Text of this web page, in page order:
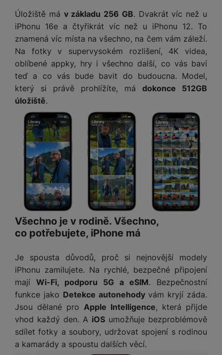
e
m
y
ši
n
í
a
p
o
č
ít
a
č
o
v
é
t
o
y
H
e
r
n
e
č
k
r
o
F
a
m
e
T
V
u
d
i
o
-
d
e
o
k
a
b
y
b
a
n
p
r
o
v
ě
a
ví
c
e
a
ří
z
e
ní
o
w
e
r
b
a
y
o
X
C
di
a
d
n
á
z
o
v
é
b
a
t
e
ri
e
sl
u
š
e
n
st
ví
r
Úložiště má v základu 256 GB. Dvakrát víc než u
iPhonu 16e a čtyřikrát víc než u iPhonu 12. To
znamená víc místa na všechno, na čem vám záleží.
Na fotky v supervysokém rozlišení, 4K videa,
oblíbené appky, hry i všechno další, co vás baví
teď a co vás bude bavit do budoucna. Model,
který si právě prohlížíte, má dokonce 512GB
úložiště.
Všechno je v rodině. Všechno,
co potřebujete, iPhone má
Je spousta důvodů, proč si nejnovější modely
iPhonu zamilujete. Na rychlé, bezpečné připojení
mají Wi-Fi, podporu 5G a eSIM. Bezpečnostní
funkce jako Detekce autonehodyvám kryjí záda.
Jsou dělané pro Apple Intelligence, která přijde
vhod každý den. A iOS umožňuje bezproblémově
sdílet fotky a soubory, udržovat spojení s rodinou
a kamarády a spoustu dalších věcí.